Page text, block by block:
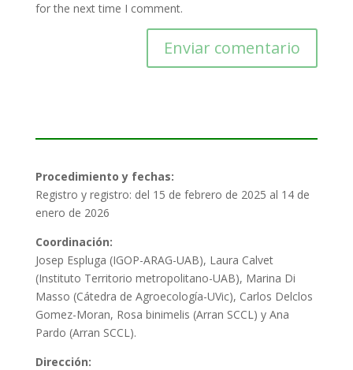
for the next time I comment.
Procedimiento y fechas:
Registro y registro: del 15 de febrero de 2025 al 14 de
enero de 2026
Coordinación:
Josep Espluga (IGOP-ARAG-UAB), Laura Calvet
(Instituto Territorio metropolitano-UAB), Marina Di
Masso (Cátedra de Agroecología-UVic), Carlos Delclos
Gomez-Moran, Rosa binimelis (Arran SCCL) y Ana
Pardo (Arran SCCL).
Dirección: